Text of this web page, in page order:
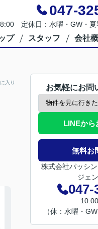
047-
定休日：水曜・GW・夏
プ スタッフ 会社
入り
お気軽にお問
LINEから
無料お
株式会社パッシ
ジェ
047-
（休：水曜・